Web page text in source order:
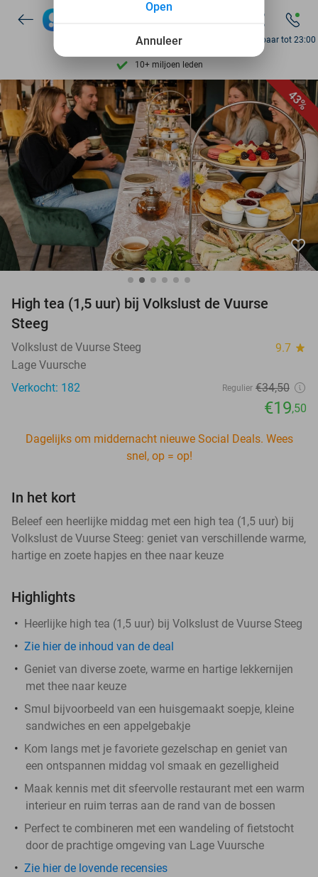
7 dagen per week beschikbaar
10+ miljoen leden
9,4 op basis van
Ontdek 15.000+ deals
7 dagen per week beschikbaar
10+ miljoen leden
Bereikbaar tot 23:00
43%
favorite_border
High tea (1,5 uur) bij Volkslust de Vuurse
Steeg
Volkslust de Vuurse Steeg 9.7 star
Lage Vuursche
Verkocht: 182
Regulier €34,50
€19,50
Dagelijks om middernacht nieuwe Social Deals. Wees
snel, op = op!
In het kort
Beleef een heerlijke middag met een high tea (1,5 uur) bij
Volkslust de Vuurse Steeg: geniet van verschillende warme,
hartige en zoete hapjes en thee naar keuze
Highlights
Heerlijke high tea (1,5 uur) bij Volkslust de Vuurse Steeg
Zie hier de inhoud van de deal
Geniet van diverse zoete, warme en hartige lekkernijen
met thee naar keuze
Smul bijvoorbeeld van een huisgemaakt soepje, kleine
sandwiches en een appelgebakje
Kom langs met je favoriete gezelschap en geniet van
een ontspannen middag vol smaak en gezelligheid
Maak kennis met dit sfeervolle restaurant met een warm
interieur en ruim terras aan de rand van de bossen
Perfect te combineren met een wandeling of fietstocht
door de prachtige omgeving van Lage Vuursche
Zie hier de lovende recensies
Annuleer
Open